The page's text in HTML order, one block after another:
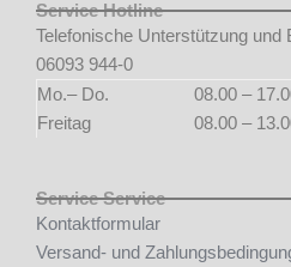
Service Hotline
Telefonische Unterstützung und
06093 944-0
Mo.– Do.
08.00 –
Freitag
08.00 –
Service Service
Kontaktformular
Versand- und